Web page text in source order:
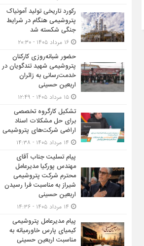
رکورد تاریخی تولید آمونیاک
پتروشیمی هنگام در شرایط
جنگی شکسته شد
حضور شبانه‌روزی کارکنان
پتروشیمی شهید تندگویان در
خدمت‌رسانی به زائران
اربعین حسینی
تشکیل کارگروه تخصصی
برای حل مشکلات اسناد
اراضی شرکت‌های پتروشیمی
پیام تسلیت جناب آقای
مهندس پوركیا مدیرعامل
محترم شركت پتروشیمی
شیراز به مناسبت فرا رسیدن
اربعین حسینی
پیام مدیرعامل پتروشیمی
کیمیای پارس خاورمیانه به
مناسبت اربعین حسینی